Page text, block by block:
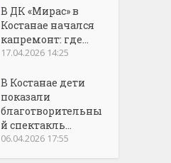
В ДК «Мирас» в
Костанае начался
капремонт: где...
17.04.2026 14:25
В Костанае дети
показали
благотворительны
й спектакль...
06.04.2026 17:55